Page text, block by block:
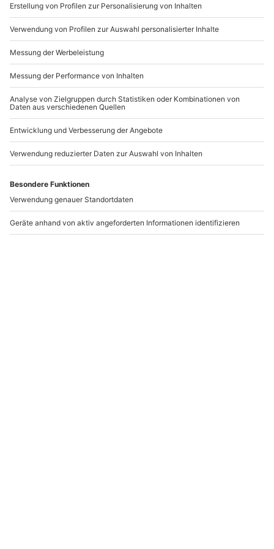
www.b2b.mydays.de/
Artikelnummer: 40279
Andere Produkte entdecken
Timeride Köln
(Altstadttour)
Frühstück & Madame
Tussauds Berlin für 2